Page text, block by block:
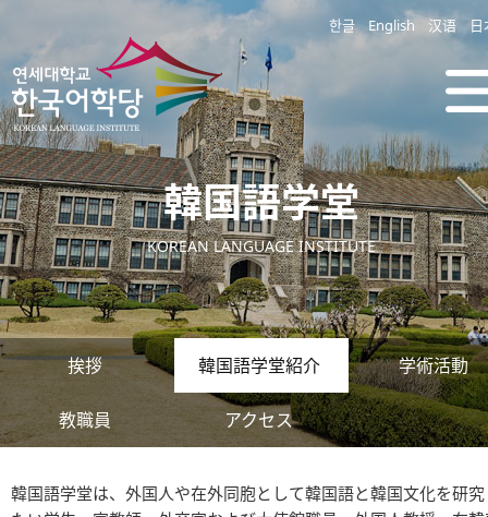
한글 English 汉语 日
韓国語学堂
KOREAN LANGUAGE INSTITUTE
挨拶 韓国語学堂紹介 学術活動
教職員 アクセス
韓国語学堂は、外国人や在外同胞として韓国語と韓国文化を研